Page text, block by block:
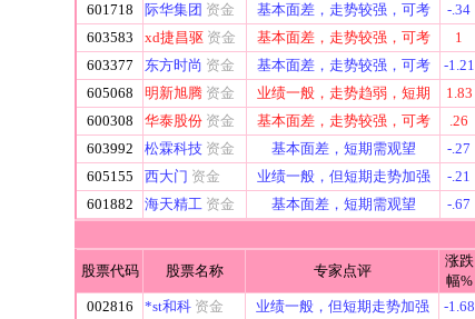
601718
际华集团 资金 基本面差，走势较强，可考 -.34
603583
xd捷昌驱 资金 基本面差，走势较强，可考 1
603377
东方时尚 资金 基本面差，走势较强，可考 -1.21
605068
明新旭腾 资金 业绩一般，走势趋弱，短期 1.83
600308
华泰股份 资金 基本面差，走势较强，可考 .26
603992
松霖科技 资金 基本面差，短期需观望 -.27
605155
西大门 资金 业绩一般，但短期走势加强 -.21
601882
海天精工 资金 基本面差，短期需观望 -.67
股票代码 股票名称 专家点评
涨跌
幅%
002816
*st和科 资金 业绩一般，但短期走势加强 -1.68